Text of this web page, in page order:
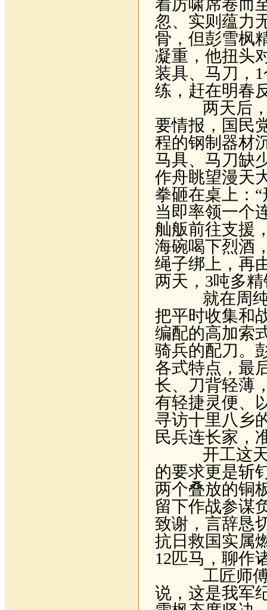
着厉啸席卷而
忽、实则蕴力
骨，但彭雪枫
凝重，他扭头
装具、马刀， 1
练，赶在明春
两天后，
要情报，国民
程的钢制器材
马具、马刀缺
作舟眺望漫天
拳砸在桌上：
当即率领一个
舢舨前往支援
海碗喝下烈酒
绳子绑上，再
两天， 3吨多
就在周纯
把平时收集和
编配的高加索
骑兵的配刀。
各式特点，最
长、刀背轻薄
有轻捷灵便、
寻访十里八乡
民兵连长家，
开工这天
的要求更是斩
两个叠放的铜
留下作战参谋
致谢，言辞恳
抗日救国实属
12匹马，聊作
工匠师傅
说，这是我军